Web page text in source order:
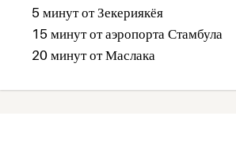
5 минут от Зекериякёя
15 минут от аэропорта Стамбула
20 минут от Маслака